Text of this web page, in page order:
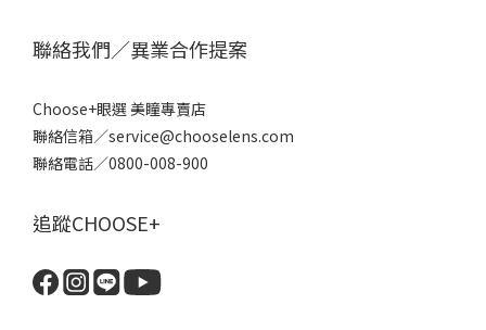
聯絡我們／異業合作提案
Choose+眼選 美瞳專賣店
聯絡信箱／service@chooselens.com
聯絡電話／0800-008-900
追蹤CHOOSE+